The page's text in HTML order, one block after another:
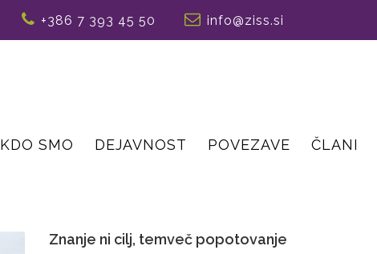
+386 7 393 45 50 info@ziss.si
KDO SMO DEJAVNOST POVEZAVE ČLANI
Znanje ni cilj, temveč popotovanje